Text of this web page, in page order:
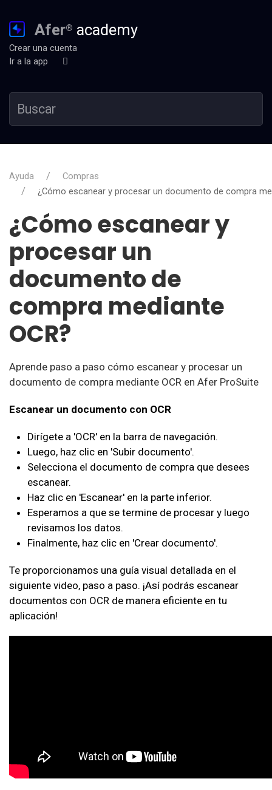
Afer® academy
Crear una cuenta
Ir a la app
Ayuda
Compras
¿Cómo escanear y procesar un documento de compra
¿Cómo escanear y
procesar un
documento de
compra mediante
OCR?
Aprende paso a paso cómo escanear y procesar un
documento de compra mediante OCR en Afer ProSuite
Escanear un documento con OCR
Dirígete a 'OCR' en la barra de navegación.
Luego, haz clic en 'Subir documento'.
Selecciona el documento de compra que desees
escanear.
Haz clic en 'Escanear' en la parte inferior.
Esperamos a que se termine de procesar y luego
revisamos los datos.
Finalmente, haz clic en 'Crear documento'.
Te proporcionamos una guía visual detallada en el
siguiente video, paso a paso. ¡Así podrás escanear
documentos con OCR de manera eficiente en tu
aplicación!